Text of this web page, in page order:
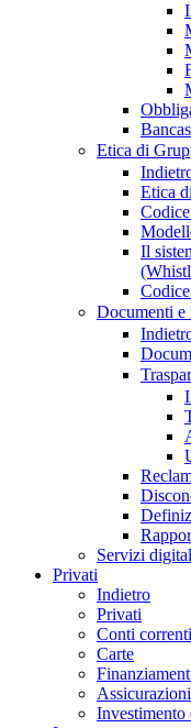
Etica di
Etica
Il
Documenti
Servizi
Privati
Indietro
Privati
Conti correnti
Carte
Investimento